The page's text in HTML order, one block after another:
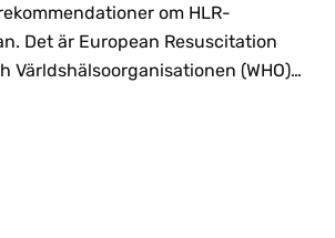
om HLR-
Det är European Resuscitation
Världshälsoorganisationen (WHO)
lives” och är ett internationellt